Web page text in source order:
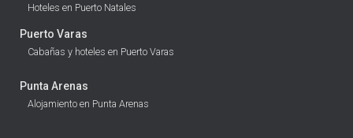
Hoteles en Puerto Natales
Puerto Varas
Cabañas y hoteles en Puerto Varas
Punta Arenas
Alojamiento en Punta Arenas